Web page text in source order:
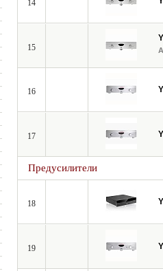
14
15
16
17
Предусилители
18
19